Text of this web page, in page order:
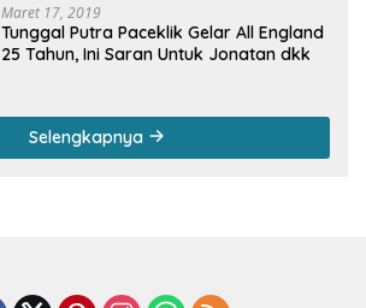
Maret 17, 2019
Tunggal Putra Paceklik Gelar All England
25 Tahun, Ini Saran Untuk Jonatan dkk
Selengkapnya